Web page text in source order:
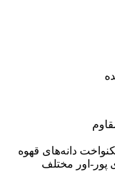
دانه‌های قهوه
پور-اور مختلف